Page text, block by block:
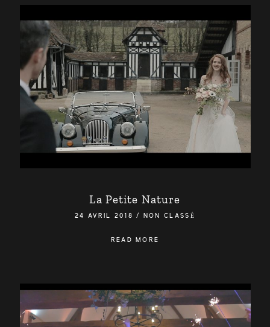
La Petite Nature
24 AVRIL 2018/ NON CLASSÉ
READ MORE